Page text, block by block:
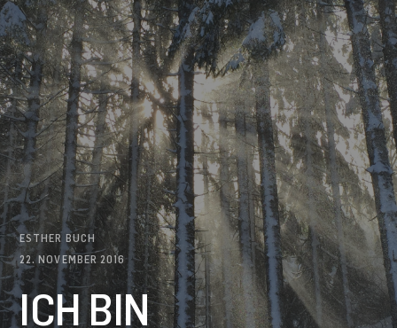
ESTHER BUCH
22. NOVEMBER 2016
ICH BIN